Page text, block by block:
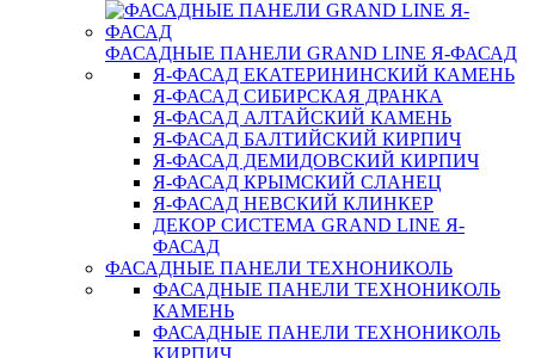
ФАСАДНЫЕ ПАНЕЛИ GRAND LINE Я-ФАСАД
Я-ФАСАД ЕКАТЕРИНИНСКИЙ КАМЕНЬ
Я-ФАСАД СИБИРСКАЯ ДРАНКА
Я-ФАСАД АЛТАЙСКИЙ КАМЕНЬ
Я-ФАСАД БАЛТИЙСКИЙ КИРПИЧ
Я-ФАСАД ДЕМИДОВСКИЙ КИРПИЧ
Я-ФАСАД КРЫМСКИЙ СЛАНЕЦ
Я-ФАСАД НЕВСКИЙ КЛИНКЕР
ДЕКОР СИСТЕМА GRAND LINE Я-
ФАСАД
ФАСАДНЫЕ ПАНЕЛИ ТЕХНОНИКОЛЬ
ФАСАДНЫЕ ПАНЕЛИ ТЕХНОНИКОЛЬ
КАМЕНЬ
ФАСАДНЫЕ ПАНЕЛИ ТЕХНОНИКОЛЬ
КИРПИЧ